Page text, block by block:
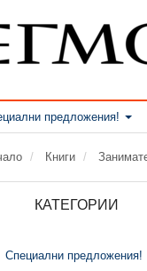
предложения!
Книги
КАТЕГОРИИ
Специални предложения!